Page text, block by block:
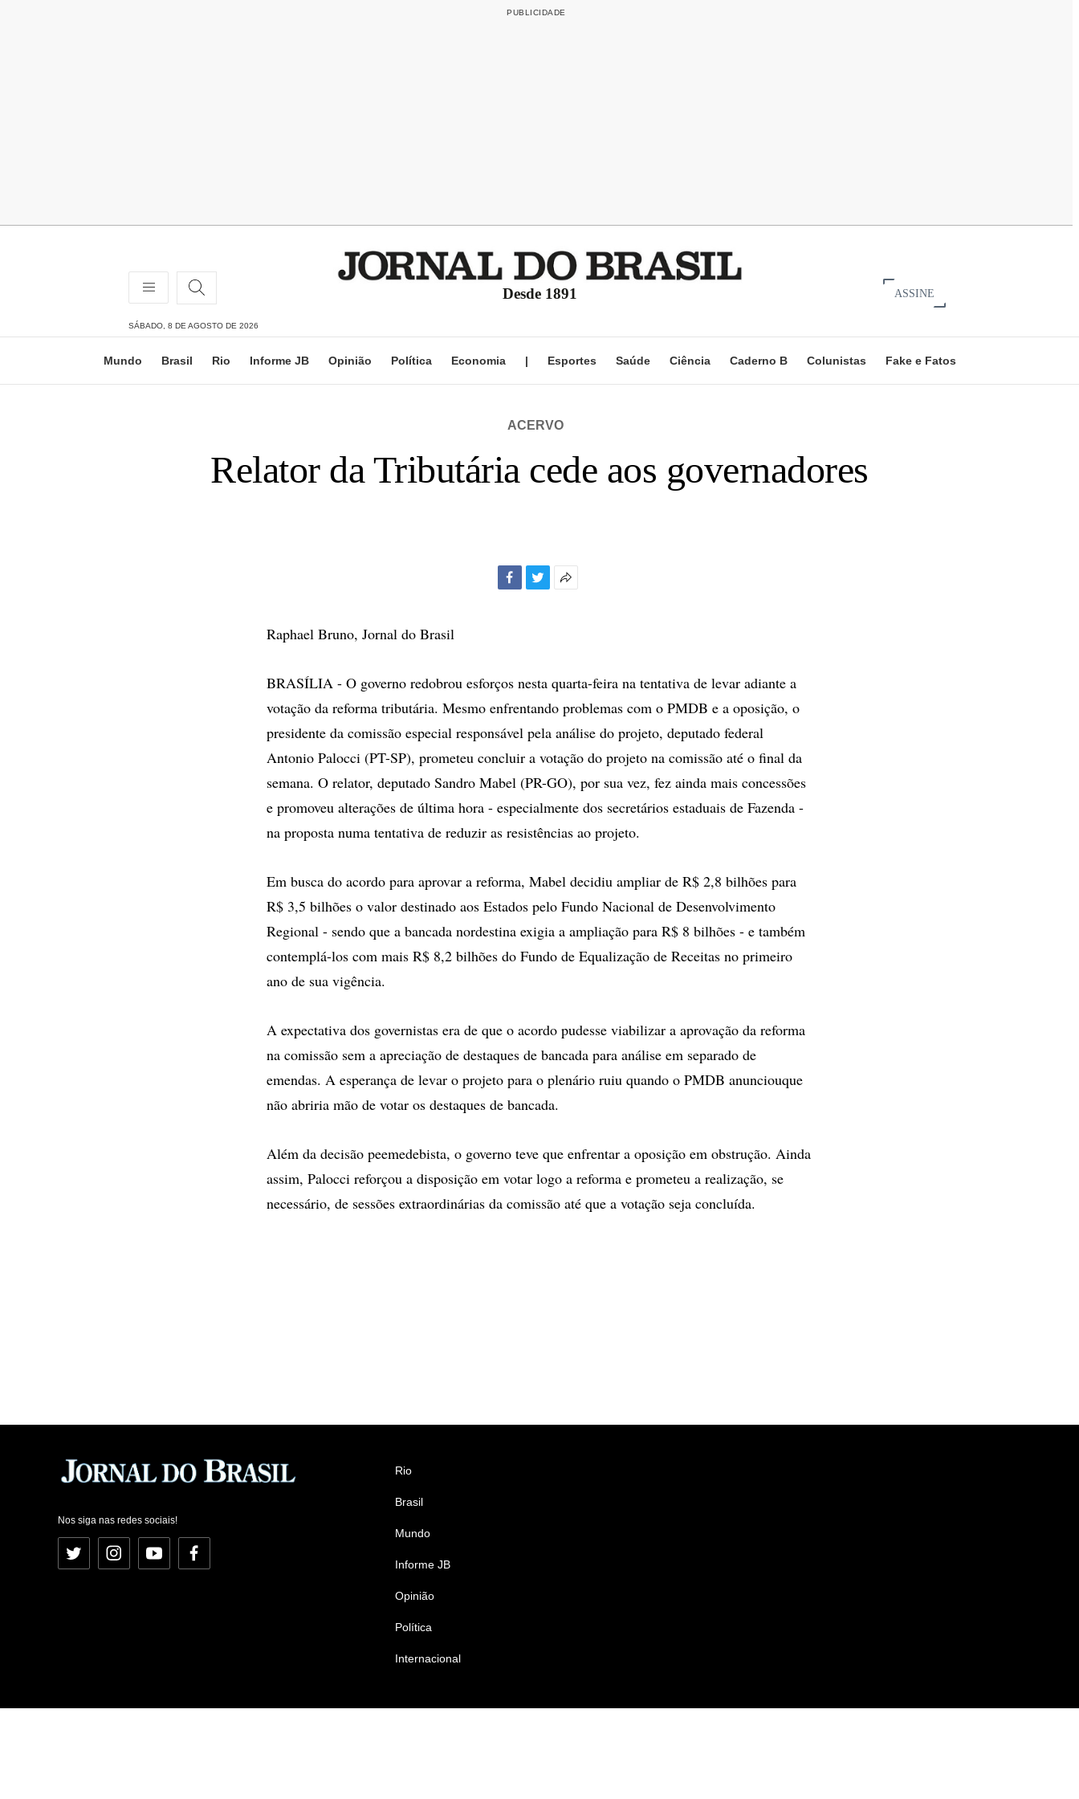
Desde 1891 ASSINE
SÁBADO, 8 DE AGOSTO DE 2026
Mundo Brasil Rio Informe JB Opinião Política Economia | Esportes Saúde Ciência Caderno B Colunistas Fake e Fatos
ACERVO
Relator da Tributária cede aos governadores
Raphael Bruno, Jornal do Brasil
BRASÍLIA - O governo redobrou esforços nesta quarta-feira na tentativa de levar adiante a
votação da reforma tributária. Mesmo enfrentando problemas com o PMDB e a oposição, o
presidente da comissão especial responsável pela análise do projeto, deputado federal
Antonio Palocci (PT-SP), prometeu concluir a votação do projeto na comissão até o final da
semana. O relator, deputado Sandro Mabel (PR-GO), por sua vez, fez ainda mais concessões
e promoveu alterações de última hora - especialmente dos secretários estaduais de Fazenda -
na proposta numa tentativa de reduzir as resistências ao projeto.
Em busca do acordo para aprovar a reforma, Mabel decidiu ampliar de R$ 2,8 bilhões para
R$ 3,5 bilhões o valor destinado aos Estados pelo Fundo Nacional de Desenvolvimento
Regional - sendo que a bancada nordestina exigia a ampliação para R$ 8 bilhões - e também
contemplá-los com mais R$ 8,2 bilhões do Fundo de Equalização de Receitas no primeiro
ano de sua vigência.
A expectativa dos governistas era de que o acordo pudesse viabilizar a aprovação da reforma
na comissão sem a apreciação de destaques de bancada para análise em separado de
emendas. A esperança de levar o projeto para o plenário ruiu quando o PMDB anunciouque
não abriria mão de votar os destaques de bancada.
Além da decisão peemedebista, o governo teve que enfrentar a oposição em obstrução. Ainda
assim, Palocci reforçou a disposição em votar logo a reforma e prometeu a realização, se
necessário, de sessões extraordinárias da comissão até que a votação seja concluída.
Nos siga nas redes sociais!
Twitter InstagramYouTubeFacebook
Rio
Brasil
Mundo
Informe JB
Opinião
Política
Internacional